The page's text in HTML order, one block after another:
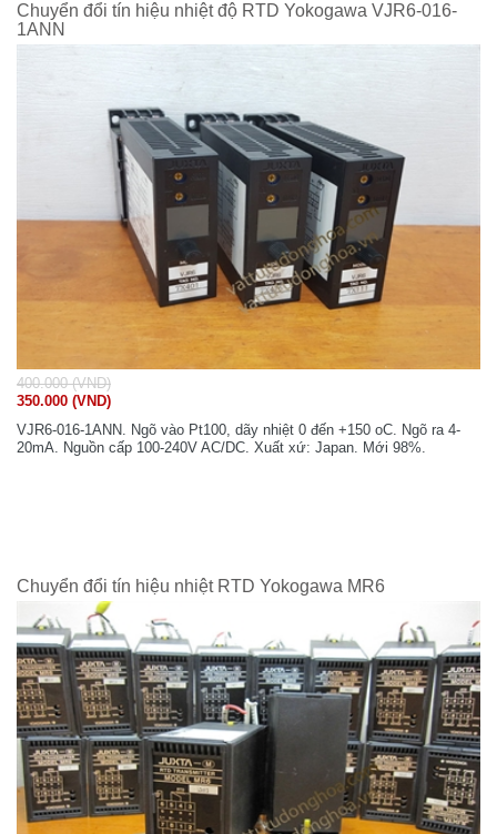
Chuyển đổi tín hiệu nhiệt độ RTD Yokogawa VJR6-016-
1ANN
400.000 (VND)
350.000 (VND)
VJR6-016-1ANN. Ngõ vào Pt100, dãy nhiệt 0 đến +150 oC. Ngõ ra 4-
20mA. Nguồn cấp 100-240V AC/DC. Xuất xứ: Japan. Mới 98%.
Chuyển đổi tín hiệu nhiệt RTD Yokogawa MR6